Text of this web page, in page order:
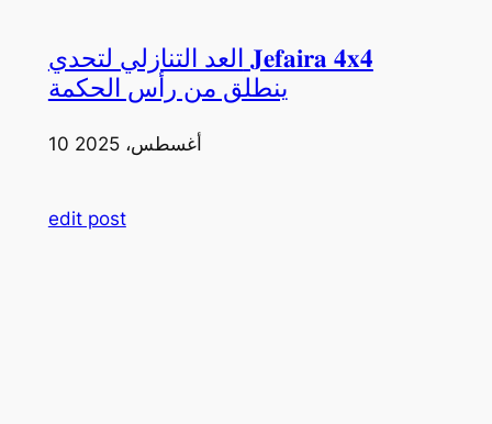
العد التنازلي لتحدي 𝐉𝐞𝐟𝐚𝐢𝐫𝐚 𝟒𝐱𝟒
ينطلق من رأس الحكمة
10 أغسطس، 2025
edit post